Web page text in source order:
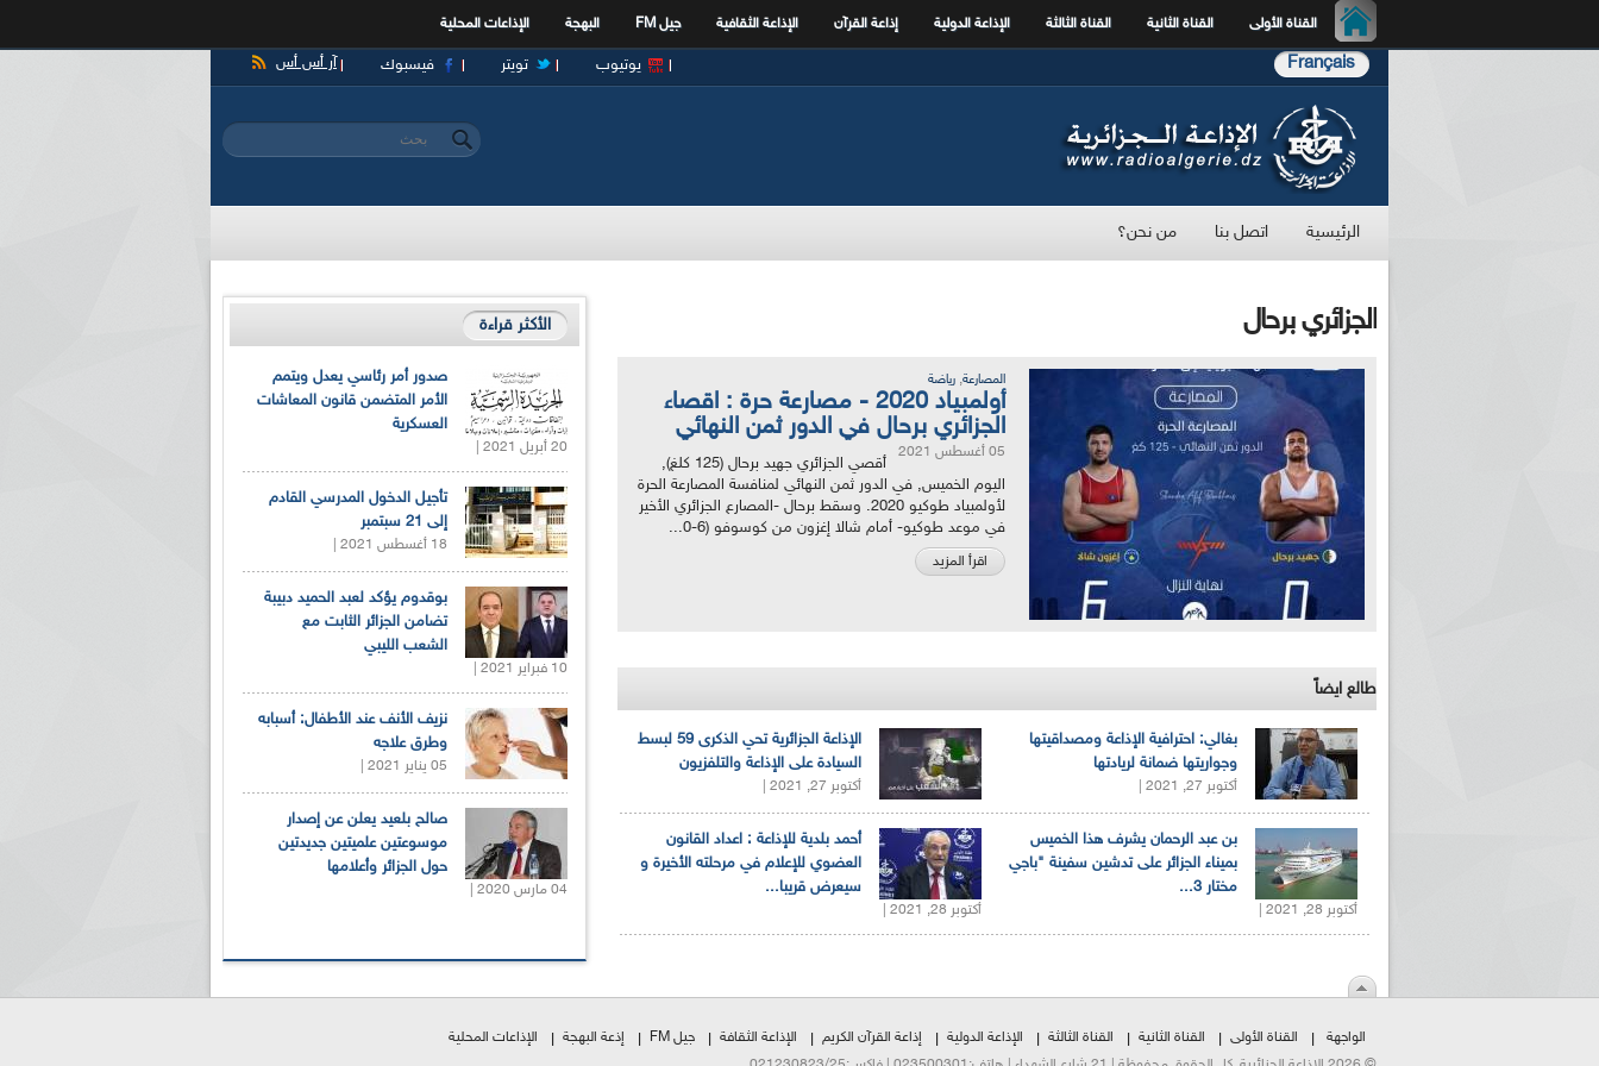
القناة الأولى القناة الثانية القناة الثالثة الإذاعة الدولية إذاعة القرآن الإذاعة الثقافية جيل FM البهجة الإذاعات المحلية
Français آر أس أس فيسبوك تويتر يوتيوب
استمارة البحث
‏بحث ‏
الرئيسية اتصل بنا من نحن؟
الجزائري برحال
المصارعة, رياضة
أولمبياد 2020 - مصارعة حرة : اقصاء
الجزائري برحال في الدور ثمن النهائي
05 أغسطس 2021
أقصي الجزائري جهيد برحال (125 كلغ),
اليوم الخميس, في الدور ثمن النهائي لمنافسة المصارعة الحرة
لأولمبياد طوكيو 2020. وسقط برحال -المصارع الجزائري الأخير
في موعد طوكيو- أمام شالا إغزون من كوسوفو (6-0...
اقرأ المزيد
طالع ايضاً
الإذاعة الجزائرية تحي الذكرى 59 لبسط
السيادة على الإذاعة والتلفزيون
أكتوبر 27, 2021 |
بغالي: احترافية الإذاعة ومصداقيتها
وجواريتها ضمانة لريادتها
أكتوبر 27, 2021 |
أحمد بلدية للإذاعة : اعداد القانون
العضوي للإعلام في مرحلته الأخيرة و
سيعرض قريبا...
أكتوبر 28, 2021 |
بن عبد الرحمان يشرف هذا الخميس
بميناء الجزائر على تدشين سفينة "باجي
مختار 3...
أكتوبر 28, 2021 |
الأكثر قراءة
صدور أمر رئاسي يعدل ويتمم
الأمر المتضمن قانون المعاشات
العسكرية
20 أبريل 2021 |
تأجيل الدخول المدرسي القادم
إلى 21 سبتمبر
18 أغسطس 2021 |
بوقدوم يؤكد لعبد الحميد دبيبة
تضامن الجزائر الثابت مع
الشعب الليبي
10 فبراير 2021 |
نزيف الأنف عند الأطفال: أسبابه
وطرق علاجه
05 يناير 2021 |
صالح بلعيد يعلن عن إصدار
موسوعتين علميتين جديدتين
حول الجزائر وأعلامها
04 مارس 2020 |
الواجهة القناة الأولى القناة الثانية القناة الثالثة الإذاعة الدولية إذاعة القرآن الكريم الإذاعة الثقافة جيل FM إذعة البهجة
الإذاعات المحلية